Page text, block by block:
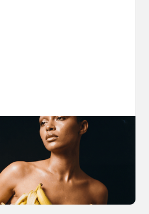
2 Handbook
gives a hands-on
2.0 Flash Image
the prompts to prove it.